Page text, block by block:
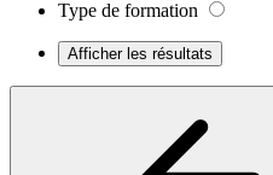
Type de formation
Afficher les résultats